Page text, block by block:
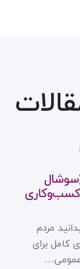
مردم
کامل برای
عمومی…